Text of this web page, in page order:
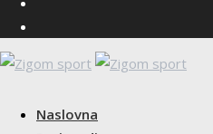
Naslovna